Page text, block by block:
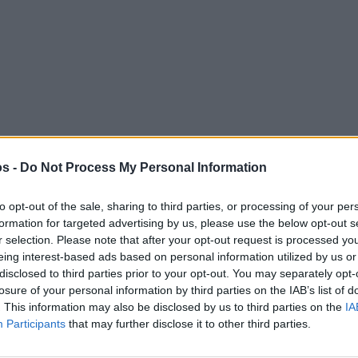
- Do Not Process My Personal Information
opt-out of the sale, sharing to third parties, or processing of your
for targeted advertising by us, please use the below opt-out
selection. Please note that after your opt-out request is processed
interest-based ads based on personal information utilized by us
to third parties prior to your opt-out. You may separately
of your personal information by third parties on the IAB’s list of
This information may also be disclosed by us to third parties on the
Participants that may further disclose it to other third parties.
im März 2025?
für PS4 und PS5 – EA UFC 5, Hi-Fi Rush und Stray im Fokus.
für von Spielern erstellte Inhalte?